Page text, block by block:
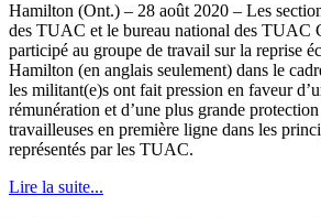
Hamilton (Ont.) – 28 août 2020 – Les
des TUAC et le bureau national des TUAC
participé au groupe de travail sur la reprise
Hamilton (en anglais seulement) dans le
les militant(e)s ont fait pression en faveur
rémunération et d’une plus grande
travailleuses en première ligne dans les
représentés par les TUAC.
Lire la suite...